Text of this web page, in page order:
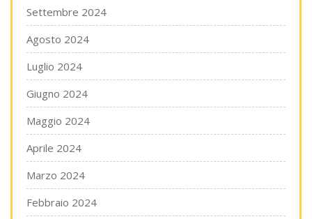
Settembre 2024
Agosto 2024
Luglio 2024
Giugno 2024
Maggio 2024
Aprile 2024
Marzo 2024
Febbraio 2024